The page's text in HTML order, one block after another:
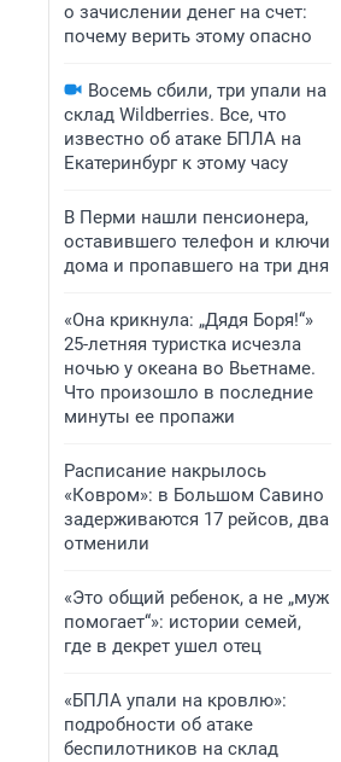
о зачислении денег на счет:
почему верить этому опасно
Восемь сбили, три упали на
склад Wildberries. Все, что
известно об атаке БПЛА на
Екатеринбург к этому часу
В Перми нашли пенсионера,
оставившего телефон и ключи
дома и пропавшего на три дня
«Она крикнула: „Дядя Боря!“»
25-летняя туристка исчезла
ночью у океана во Вьетнаме.
Что произошло в последние
минуты ее пропажи
Расписание накрылось
«Ковром»: в Большом Савино
задерживаются 17 рейсов, два
отменили
«Это общий ребенок, а не „муж
помогает“»: истории семей,
где в декрет ушел отец
«БПЛА упали на кровлю»:
подробности об атаке
беспилотников на склад